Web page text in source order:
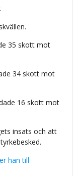
35 skott mot
34 skott mot
16 skott mot
insats och att
han till